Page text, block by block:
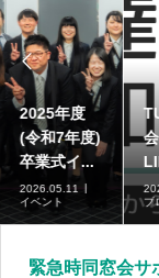

高崎商科大
学短期大学
部の募集...
2026.07.01
ブログ
緊急時同窓会サ